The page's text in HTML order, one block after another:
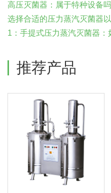
高压灭菌器：属于特种设备
选择合适的压力蒸汽灭菌器
1：手提式压力蒸汽灭菌器：
推荐产品